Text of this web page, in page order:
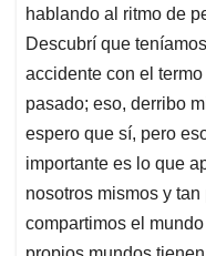
hablando al ritmo de
Descubrí que
accidente con el
pasado; eso, derribo
espero que sí, pero
importante es lo que
nosotros mismos y
compartimos el